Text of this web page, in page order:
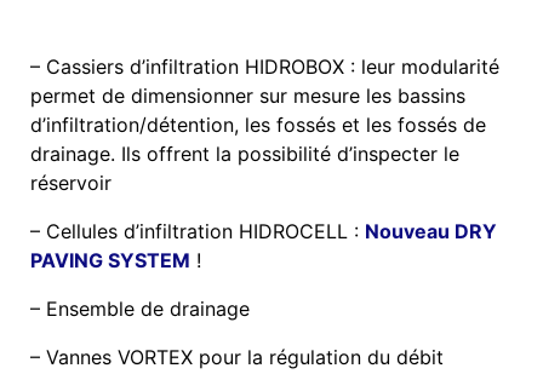
– Cassiers d’infiltration HIDROBOX : leur modularité
permet de dimensionner sur mesure les bassins
d’infiltration/détention, les fossés et les fossés de
drainage. Ils offrent la possibilité d’inspecter le
réservoir
– Cellules d’infiltration HIDROCELL : Nouveau DRY
PAVING SYSTEM !
– Ensemble de drainage
– Vannes VORTEX pour la régulation du débit